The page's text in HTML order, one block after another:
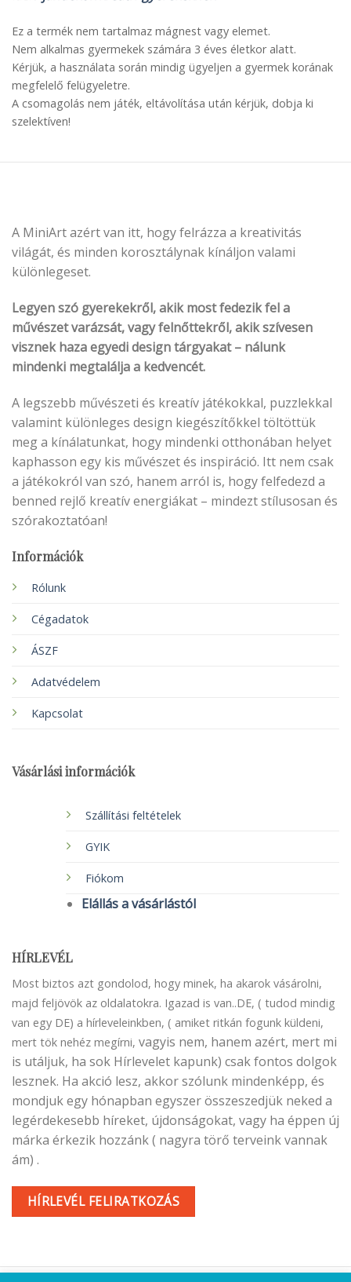
Ez a termék nem tartalmaz mágnest vagy elemet.
Nem alkalmas gyermekek számára 3 éves életkor alatt.
Kérjük, a használata során mindig ügyeljen a gyermek korának
megfelelő felügyeletre.
A csomagolás nem játék, eltávolítása után kérjük, dobja ki
szelektíven!
A MiniArt azért van itt, hogy felrázza a kreativitás
világát, és minden korosztálynak kínáljon valami
különlegeset.
Legyen szó gyerekekről, akik most fedezik fel a
művészet varázsát, vagy felnőttekről, akik szívesen
visznek haza egyedi design tárgyakat – nálunk
mindenki megtalálja a kedvencét.
A legszebb művészeti és kreatív játékokkal, puzzlekkal
valamint különleges design kiegészítőkkel töltöttük
meg a kínálatunkat, hogy mindenki otthonában helyet
kaphasson egy kis művészet és inspiráció. Itt nem csak
a játékokról van szó, hanem arról is, hogy felfedezd a
benned rejlő kreatív energiákat – mindezt stílusosan és
szórakoztatóan!
Információk
Rólunk
Cégadatok
ÁSZF
Adatvédelem
Kapcsolat
Vásárlási információk
Szállítási feltételek
GYIK
Fiókom
Elállás a vásárlástól
HÍRLEVÉL
Most biztos azt gondolod, hogy minek, ha akarok vásárolni,
majd feljövök az oldalatokra. Igazad is van..DE, ( tudod mindig
van egy DE) a hírleveleinkben, ( amiket ritkán fogunk küldeni,
mert tök nehéz megírni, vagyis nem, hanem azért, mert mi
is utáljuk, ha sok Hírlevelet kapunk) csak fontos dolgok
lesznek. Ha akció lesz, akkor szólunk mindenképp, és
mondjuk egy hónapban egyszer összeszedjük neked a
legérdekesebb híreket, újdonságokat, vagy ha éppen új
márka érkezik hozzánk ( nagyra törő terveink vannak
ám) .
HÍRLEVÉL FELIRATKOZÁS